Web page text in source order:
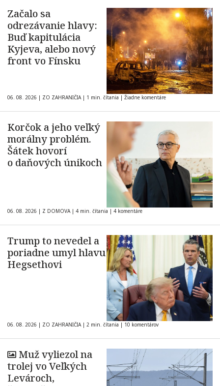
Začalo sa
odrezávanie hlavy:
Buď kapitulácia
Kyjeva, alebo nový
front vo Fínsku
06. 08. 2026 | ZO ZAHRANIČIA | 1 min. čítania | Žiadne komentáre
Korčok a jeho veľký
morálny problém.
Šátek hovorí
o daňových únikoch
06. 08. 2026 | Z DOMOVA | 4 min. čítania | 4 komentáre
Trump to nevedel a
poriadne umyl hlavu
Hegsethovi
06. 08. 2026 | ZO ZAHRANIČIA | 2 min. čítania | 10 komentárov
Muž vyliezol na
trolej vo Veľkých
Levároch,